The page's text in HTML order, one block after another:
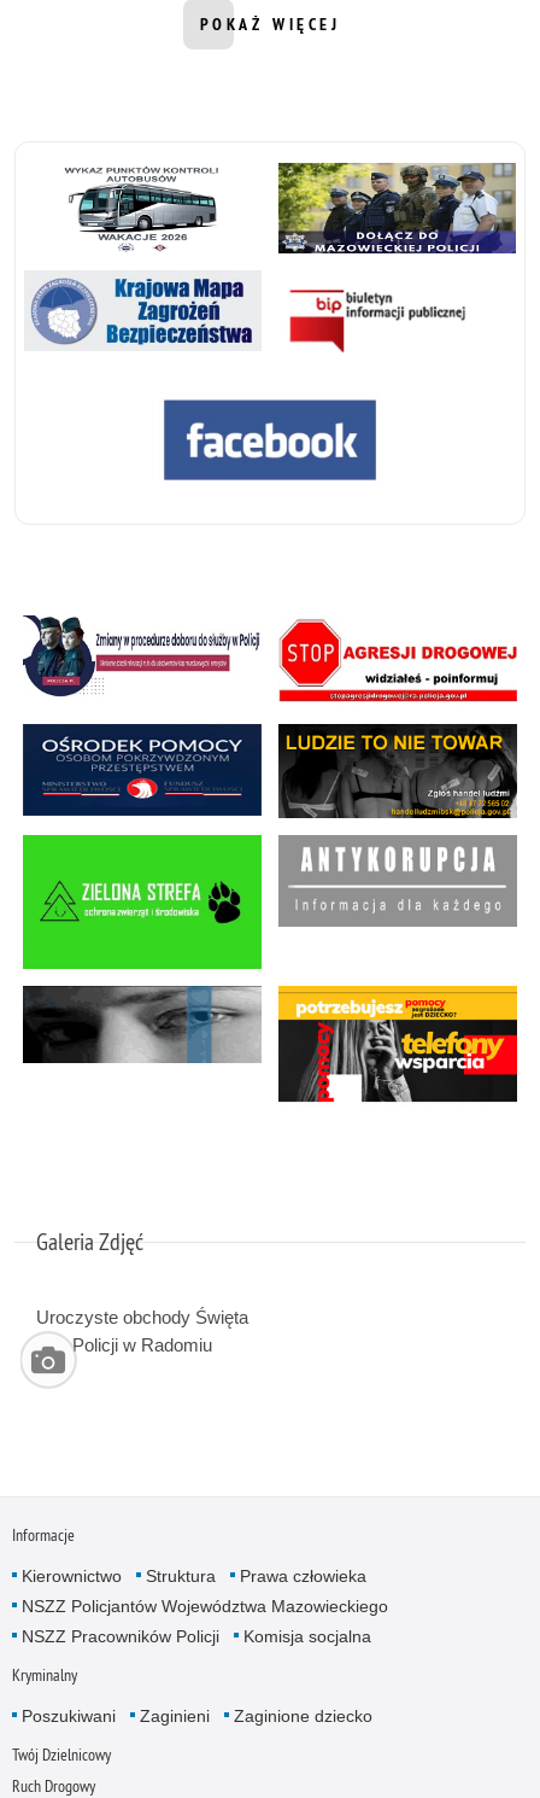
POKAŻ WIĘCEJ
INFORMACJI Z DZIAŁU
Galeria Zdjęć
Uroczyste obchody Święta
Policji w Radomiu
Informacje
Kierownictwo Struktura
Prawa człowieka
NSZZ Policjantów Województwa Mazowieckiego
NSZZ Pracowników Policji
Komisja socjalna
Kryminalny
Poszukiwani Zaginieni Zaginione dziecko
Twój Dzielnicowy
Ruch Drogowy